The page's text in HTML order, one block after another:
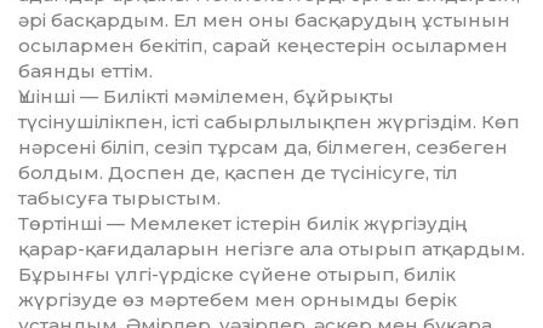
әрі бас­қардым. Ел мен оны басқарудың ұстынын
осылармен бекітіп, сарай кеңестерін осылармен
баянды еттім.
Үшінші — Билікті мәмілемен, бұй­рықты
түсінушілікпен, істі сабыр­лылықпен жүргіздім. Көп
нәрсені біліп, сезіп тұрсам да, білмеген, сез­бе­ген
болдым. Доспен де, қаспен де тү­сінісуге, тіл
табысуға тырыстым.
Төртінші — Мемлекет істерін би­лік жүргізудің
қарар-қағидаларын не­гізге ала отырып атқардым.
Бұрын­ғы үлгі-үрдіске сүйене отырып, билік
жүргізуде өз мәртебем мен орнымды берік